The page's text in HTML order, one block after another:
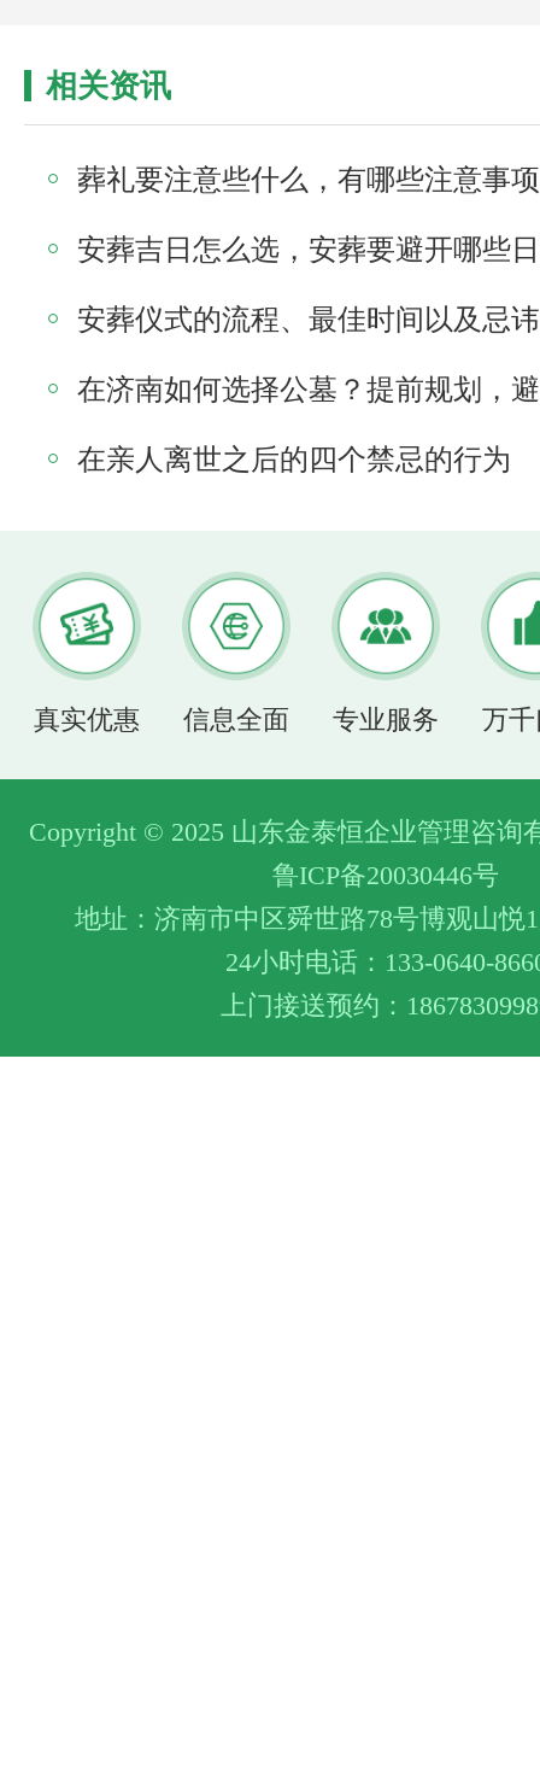
相关资讯
葬礼要注意些什么，有哪些注意事项
安葬吉日怎么选，安葬要避开哪些
在亲人离世之后的四个禁忌的行为
真实优惠 信息全面 专业服务 万
Copyright © 2025 山东金泰恒企业管理咨询
鲁ICP备20030446号
地址：济南市中区舜世路78号博观山悦
24小时电话：133-0640-
上门接送预约：